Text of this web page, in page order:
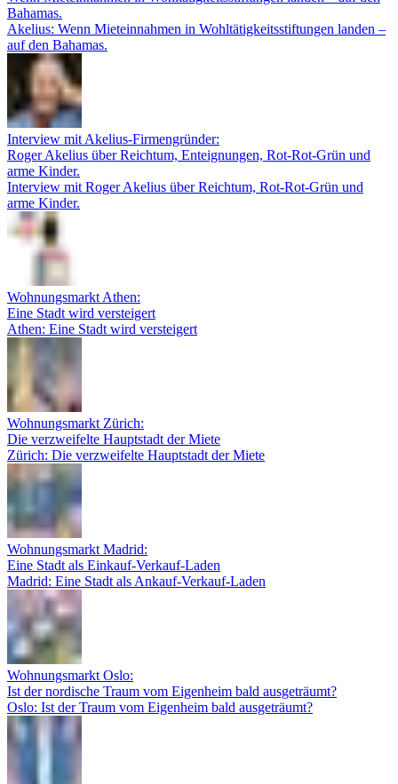
Bahamas.
Akelius: Wenn Mieteinnahmen in Wohltätigkeitsstiftungen landen –
auf den Bahamas.
Interview mit Akelius-Firmengründer:
Roger Akelius über Reichtum, Enteignungen, Rot-Rot-Grün und
arme Kinder.
Interview mit Roger Akelius über Reichtum, Rot-Rot-Grün und
arme Kinder.
Wohnungsmarkt Athen:
Eine Stadt wird versteigert
Athen: Eine Stadt wird versteigert
Wohnungsmarkt Zürich:
Die verzweifelte Hauptstadt der Miete
Zürich: Die verzweifelte Hauptstadt der Miete
Wohnungsmarkt Madrid:
Eine Stadt als Einkauf-Verkauf-Laden
Madrid: Eine Stadt als Ankauf-Verkauf-Laden
Wohnungsmarkt Oslo:
Ist der nordische Traum vom Eigenheim bald ausgeträumt?
Oslo: Ist der Traum vom Eigenheim bald ausgeträumt?